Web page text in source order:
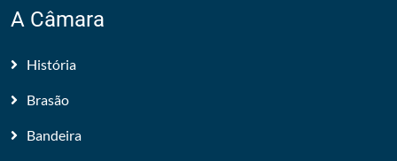
A Câmara
História
Brasão
Bandeira